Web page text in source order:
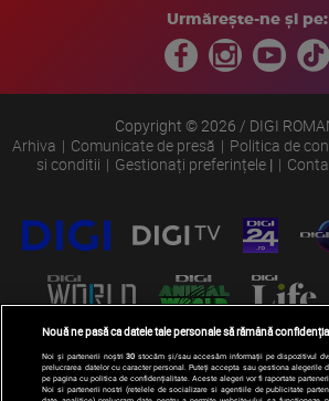
Urmărește-ne și pe:
Copyright © 2026 / DIGI
Arhiva
Comunicate de presă Politica de
si conditii
Gestionați preferințele |
Nouă ne pasă ca datele tale personale să rămână
Noi și partenerii noștri30 stocăm și/sau accesăm informații pe dispozitivul
prelucrarea datelor cu caracter personal. Puteți accepta sau gestiona alegerile
pe pagina cu politica de confidențialitate. Aceste alegeri vor fi raportate
Noi si partenerii nostri (retelele de socializare si agentiile de publicitate